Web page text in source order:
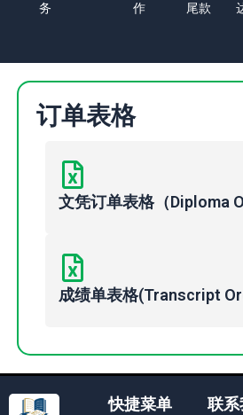
务
作
尾款
订单表格
文凭订单表格（Diploma
成绩单表格(Transcript
快捷菜单 联系